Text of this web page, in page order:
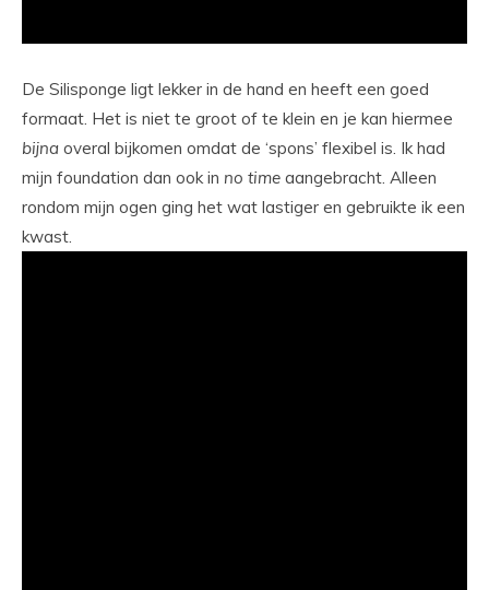
De Silisponge ligt lekker in de hand en heeft een goed
formaat. Het is niet te groot of te klein en je kan hiermee
bijna overal bijkomen omdat de ‘spons’ flexibel is. Ik had
mijn foundation dan ook in no time aangebracht. Alleen
rondom mijn ogen ging het wat lastiger en gebruikte ik een
kwast.